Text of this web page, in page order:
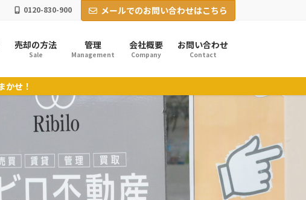
0120-830-900 メールでのお問い合わせはこちら
売却の方法
Sale
管理
Management
会社概要
Company
お問い合わせ
Contact
かせ！